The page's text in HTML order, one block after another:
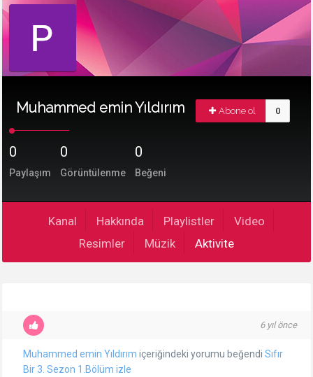
Muhammed emin Yıldırım Abone ol 0
0
Paylaşım
0
Görüntülenme
0
Beğeni
Kanal Hakkında Playlistler
Video
Resimler
Müzik Aktivite
6 yıl önce
Muhammed emin Yıldırım içeriğindeki yorumu beğendi Sıfır
Bir 3. Sezon 1.Bölüm izle